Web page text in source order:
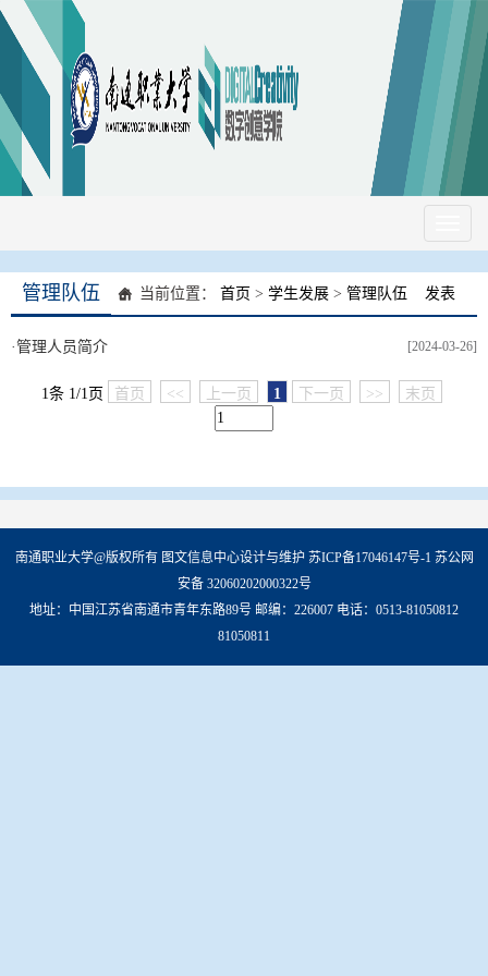
管理队伍 当前位置： 首页 > 学生发展 > 管理队伍 发表
[2024-03-26]
·管理人员简介
1条 1/1页 首页 << 上一页 1 下一页 >> 末页
南通职业大学@版权所有 图文信息中心设计与维护 苏ICP备17046147号-1 苏公网
安备 32060202000322号
地址：中国江苏省南通市青年东路89号 邮编：226007 电话：0513-81050812
81050811